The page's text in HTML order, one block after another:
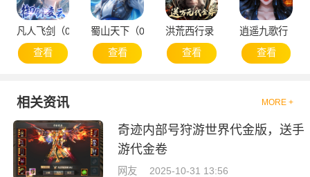
凡人飞剑（0.1折仙女管家甜蜜助阵）
查看
蜀山天下（0.1折免费版）
查看
洪荒西行录（0.1折万元真充高爆
查看
逍遥九歌行（
查看
相关资讯 MORE +
奇迹内部号狩游世界代金版，送手
游代金卷
网友 2025-10-31 13:56